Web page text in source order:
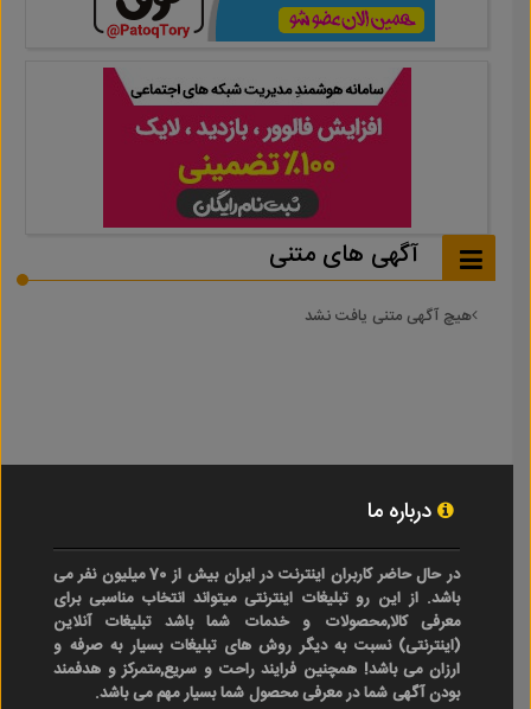
آگهی های متنی
هیچ آگهی متنی یافت نشد
درباره ما
در حال حاضر کاربران اینترنت در ایران بیش از 70 میلیون نفر می
باشد. از این رو تبلیغات اینترنتی میتواند انتخاب مناسبی برای
معرفی کالا,محصولات و خدمات شما باشد تبلیغات آنلاین
(اینترنتی) نسبت به دیگر روش های تبلیغات بسیار به صرفه و
ارزان می باشد! همچنین فرایند راحت و سریع,متمرکز و هدفمند
بودن آگهی شما در معرفی محصول شما بسیار مهم می باشد.